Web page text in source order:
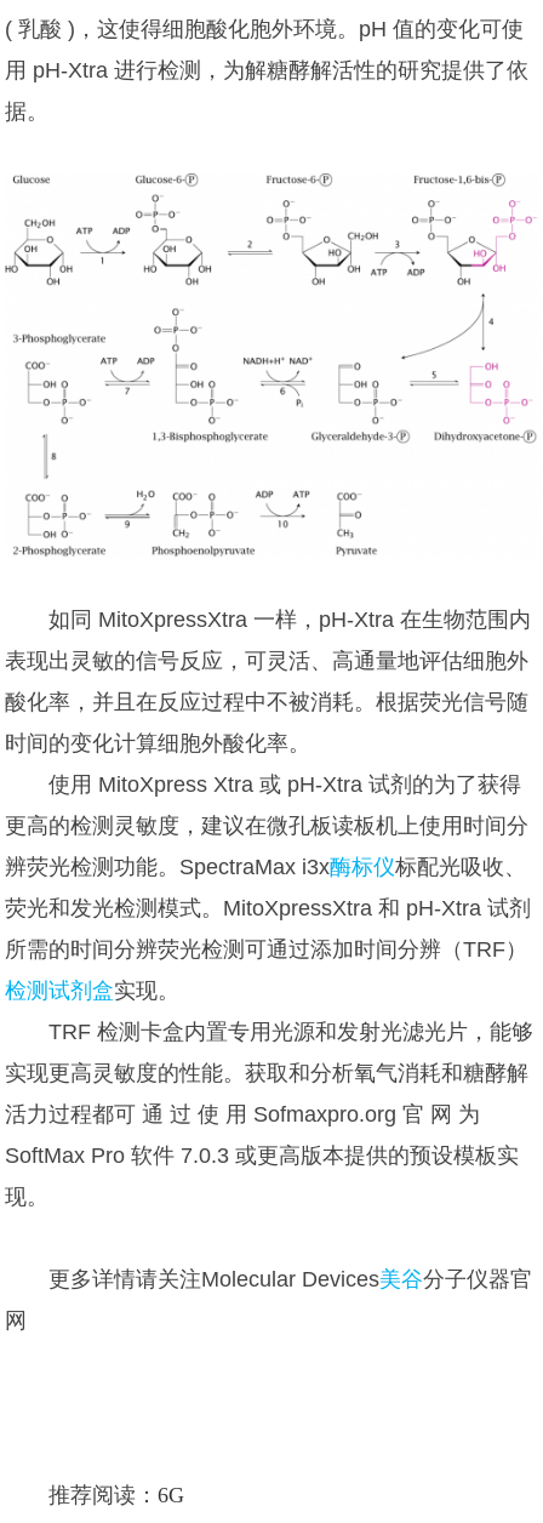
( 乳酸 )，这使得细胞酸化胞外环境。pH 值的变化可使
用 pH-Xtra 进行检测，为解糖酵解活性的研究提供了依
据。
如同 MitoXpressXtra 一样，pH-Xtra 在生物范围内
表现出灵敏的信号反应，可灵活、高通量地评估细胞外
酸化率，并且在反应过程中不被消耗。根据荧光信号随
时间的变化计算细胞外酸化率。
使用 MitoXpress Xtra 或 pH-Xtra 试剂的为了获得
更高的检测灵敏度，建议在微孔板读板机上使用时间分
辨荧光检测功能。SpectraMax i3x酶标仪标配光吸收、
荧光和发光检测模式。MitoXpressXtra 和 pH-Xtra 试剂
所需的时间分辨荧光检测可通过添加时间分辨（TRF）
检测试剂盒实现。
TRF 检测卡盒内置专用光源和发射光滤光片，能够
实现更高灵敏度的性能。获取和分析氧气消耗和糖酵解
活力过程都可 通 过 使 用 Sofmaxpro.org 官 网 为
SoftMax Pro 软件 7.0.3 或更高版本提供的预设模板实
现。
更多详情请关注Molecular Devices美谷分子仪器官
网
推荐阅读：6G